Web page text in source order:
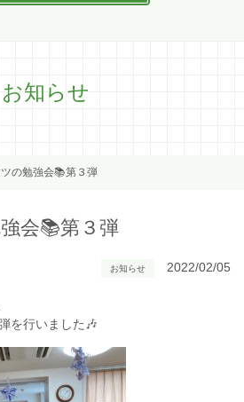
お知らせ
の勉強会📚第３弾
会📚第３弾
お知らせ 2022/02/05
を行いました🎶